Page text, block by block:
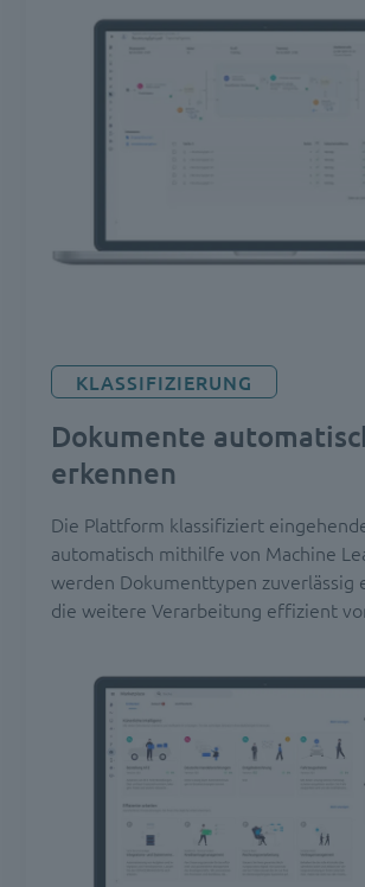
KLASSIFIZIERUNG
Dokumente
erkennen
Die Plattform klassifiziert
automatisch mithilfe von Machine
werden Dokumenttypen zuverlässig
die weitere Verarbeitung effizient